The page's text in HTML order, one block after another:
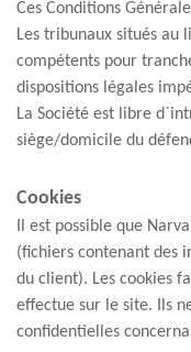
Ces Conditions
Les tribunaux situés au
compétents pour
dispositions légales
La Société est libre
siège/domicile du
Cookies
Il est possible que
(fichiers contenant des
du client). Les cookies
effectue sur le site. Ils
confidentielles